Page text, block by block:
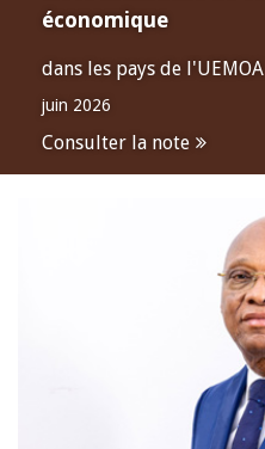
économique
dans les pays de l'UEMOA
juin 2026
Consulter la note